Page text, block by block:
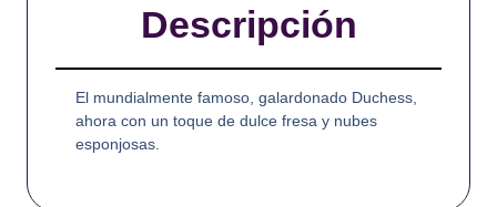
cantidad
Descripción
El mundialmente famoso, galardonado Duchess,
ahora con un toque de dulce fresa y nubes
esponjosas.